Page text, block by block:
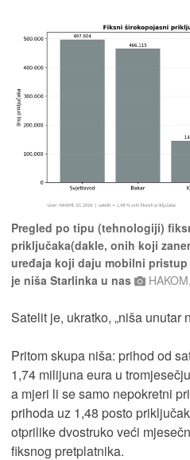
Pregled po tipu (tehnologiji)
priključaka(dakle, onih koji
uređaja koji daju mobilni
je niša Starlinka u nas
Satelit je, ukratko, „niša unutar
Pritom skupa niša: prihod od
1,74 milijuna eura u
a mjeri li se samo nepokretni
prihoda uz 1,48 posto
otprilike dvostruko veći
fiksnog pretplatnika.